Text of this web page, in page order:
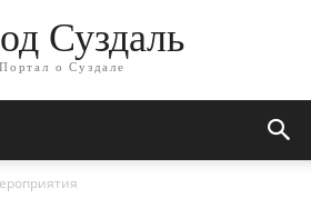
Суздаль
Портал о Суздале